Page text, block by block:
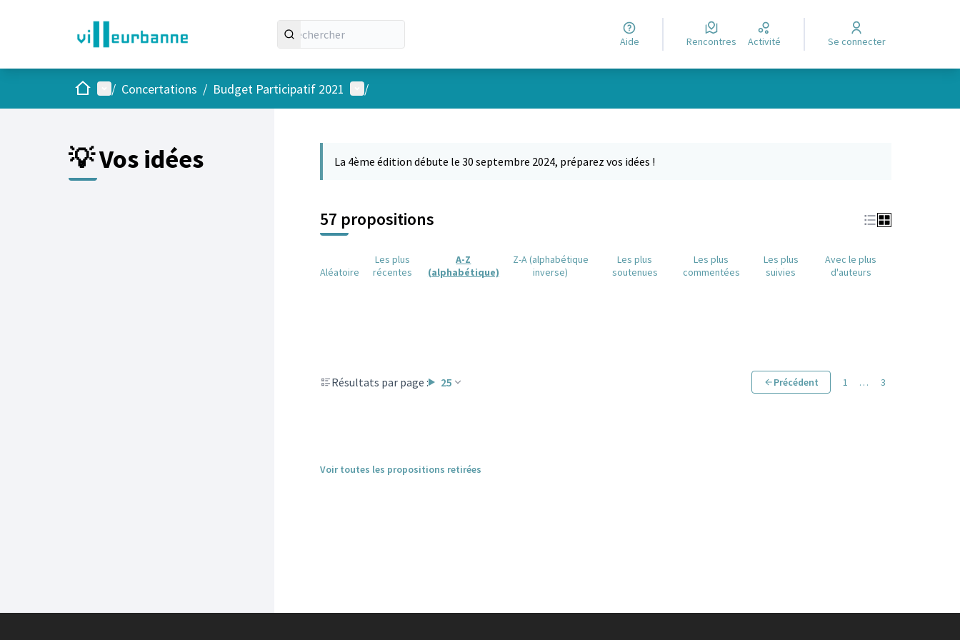
Aide Rencontres Activité Se connecter
AccueilMenu principal
/ Concertations / Budget Participatif 2021 Menu utilisateur
/
💡 Vos idées La 4ème édition débute le 30 septembre 2024, préparez vos idées !
57 propositions
Aléatoire
Les plus
récentes
A-Z
(alphabétique)
Z-A (alphabétique
inverse)
Les plus
soutenues
Les plus
commentées
Les plus
suivies
Avec le plus
d'auteurs
Résultats par page : 25 Précédent 1 … 3
Voir toutes les propositions retirées